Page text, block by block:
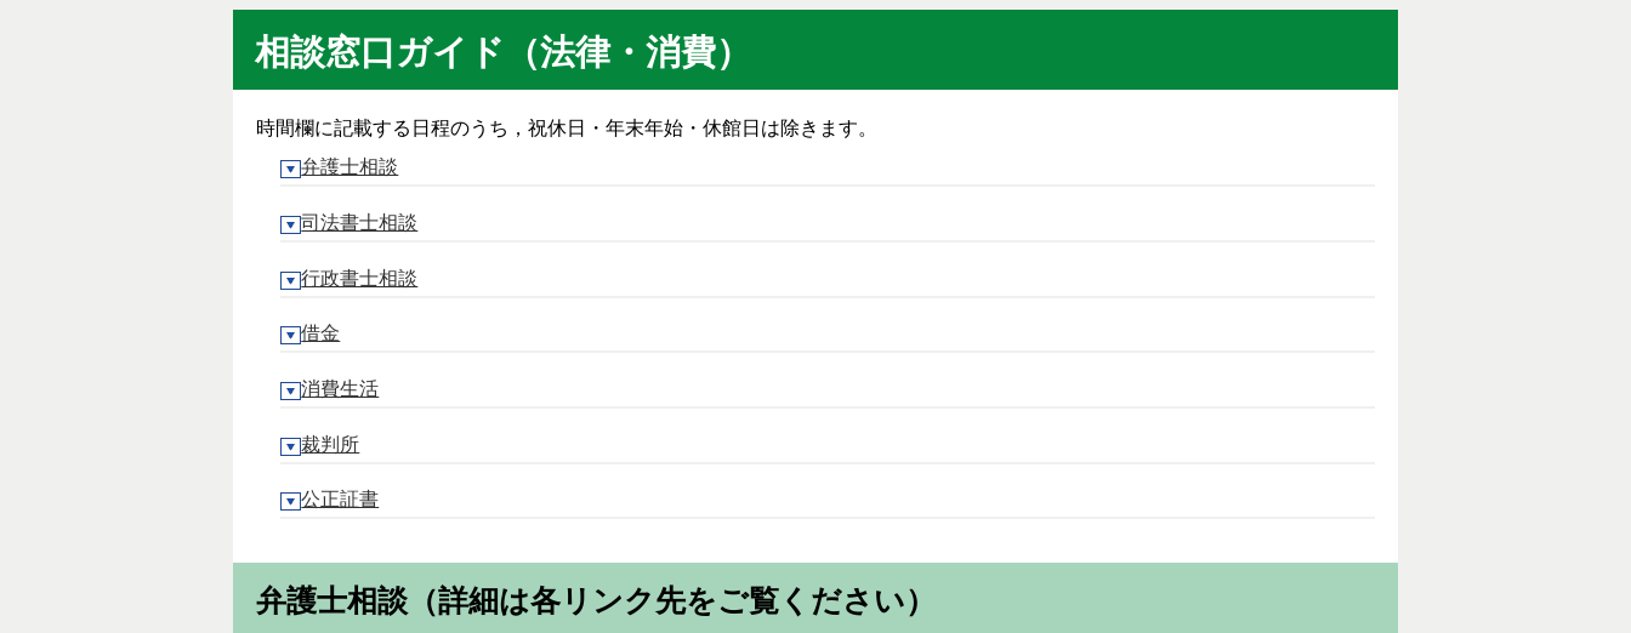
相談窓口ガイド（法律・消費）
時間欄に記載する日程のうち，祝休日・年末年始・休館日は除きます。
弁護士相談
司法書士相談
行政書士相談
借金
消費生活
裁判所
公正証書
弁護士相談（詳細は各リンク先をご覧ください）